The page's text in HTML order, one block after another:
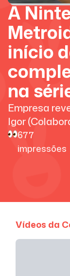
A
início
na
Empresa
Igor
677
impressões
Vídeos da